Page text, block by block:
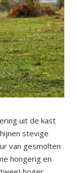
uit de kast
stevige
van gesmolten
hongerig en